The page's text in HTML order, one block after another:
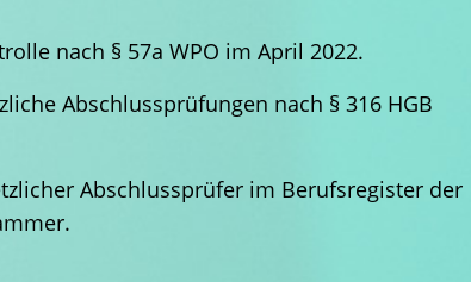
nach § 57a WPO im April 2022.
Abschlussprüfungen nach § 316 HGB
Abschlussprüfer im Berufsregister der